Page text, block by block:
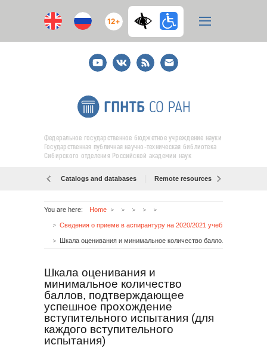
12+
YoutubeВКонтакте
RSS
E-
mail
подписка
Федеральное государственное бюджетное учреждение науки
Государственная публичная научно-техническая библиотека
Сибирского отделения Российской академии наук
Catalogs and databases Remote resources
You are here: Home
Шкала оценивания и
минимальное количество
баллов, подтверждающее
успешное прохождение
вступительного испытания (для
каждого вступительного
испытания)